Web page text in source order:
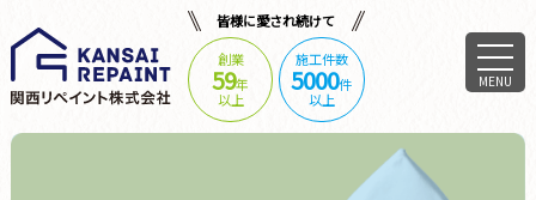
皆様に愛され続けて
創業
59年
以上
施工件数
5000件
以上
MENU